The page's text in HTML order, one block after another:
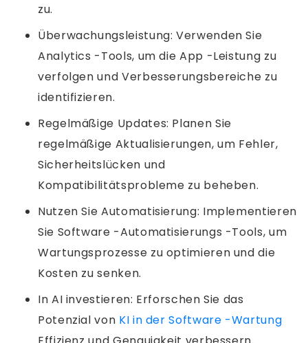
zu.
Überwachungsleistung: Verwenden Sie
Analytics -Tools, um die App -Leistung zu
verfolgen und Verbesserungsbereiche zu
identifizieren.
Regelmäßige Updates: Planen Sie
regelmäßige Aktualisierungen, um Fehler,
Sicherheitslücken und
Kompatibilitätsprobleme zu beheben.
Nutzen Sie Automatisierung: Implementieren
Sie Software -Automatisierungs -Tools, um
Wartungsprozesse zu optimieren und die
Kosten zu senken.
In AI investieren: Erforschen Sie das
Potenzial von KI in der Software -Wartung